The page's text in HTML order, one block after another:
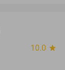
10.0 star